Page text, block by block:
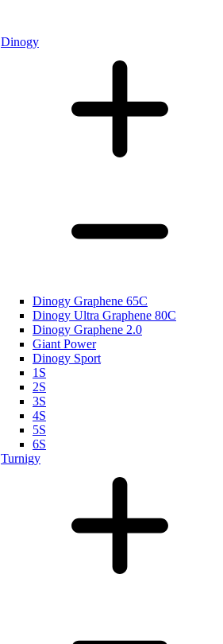
Dinogy
Dinogy Graphene 65C
Dinogy Ultra Graphene 80C
Dinogy Graphene 2.0
Giant Power
Dinogy Sport
1S
2S
3S
4S
5S
6S
Turnigy